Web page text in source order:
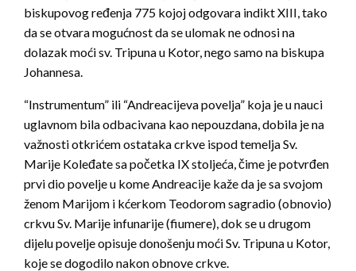
biskupovog ređenja 775 kojoj odgovara indikt XIII, tako
da se otvara mogućnost da se ulomak ne odnosi na
dolazak moći sv. Tripuna u Kotor, nego samo na biskupa
Johannesa.
“Instrumentum” ili “Andreacijeva povelja” koja je u nauci
uglavnom bila odbacivana kao nepouzdana, dobila je na
važnosti otkrićem ostataka crkve ispod temelja Sv.
Marije Koleđate sa početka IX stoljeća, čime je potvrđen
prvi dio povelje u kome Andreacije kaže da je sa svojom
ženom Marijom i kćerkom Teodorom sagradio (obnovio)
crkvu Sv. Marije infunarije (fiumere), dok se u drugom
dijelu povelje opisuje donošenju moći Sv. Tripuna u Kotor,
koje se dogodilo nakon obnove crkve.